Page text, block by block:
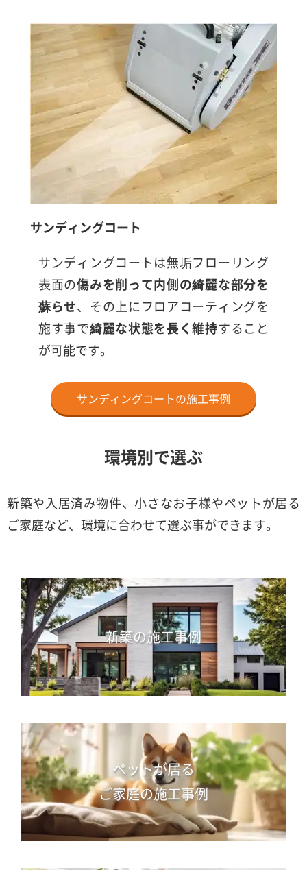
サンディングコート
サンディングコートは無垢フローリング
表面の傷みを削って内側の綺麗な部分を
蘇らせ、その上にフロアコーティングを
施す事で綺麗な状態を長く維持すること
が可能です。
サンディングコートの施工事例
環境別で選ぶ
新築や入居済み物件、小さなお子様やペットが居る
ご家庭など、環境に合わせて選ぶ事ができます。
新築の施工事例
ペットが居る
ご家庭の施工事例